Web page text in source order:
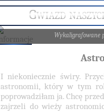
Gwiazd
Wykaligrafowane
I niekoniecznie świry.
astronomii, który w tym
poprowadziłam ja. Chcę
zajrzeli do wieży